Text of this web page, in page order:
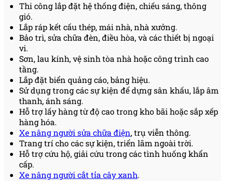
Thi công lắp đặt hệ thống điện, chiếu sáng, thông
gió.
Lắp ráp kết cấu thép, mái nhà, nhà xưởng.
Bảo trì, sửa chữa đèn, điều hòa, và các thiết bị ngoại
vi.
Sơn, lau kính, vệ sinh tòa nhà hoặc công trình cao
tầng.
Lắp đặt biển quảng cáo, bảng hiệu.
Sử dụng trong các sự kiện để dựng sân khấu, lắp âm
thanh, ánh sáng.
Hỗ trợ lấy hàng từ độ cao trong kho bãi hoặc sắp xếp
hàng hóa.
Xe nâng người sửa chữa điện, trụ viễn thông.
Trang trí cho các sự kiện, triển lãm ngoài trời.
Hỗ trợ cứu hộ, giải cứu trong các tình huống khẩn
cấp.
Xe nâng người cắt tỉa cây xanh.